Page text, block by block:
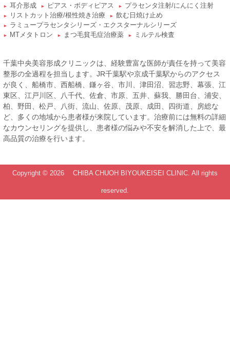
► 耳介形成 ► ピアス・ボディピアス ► プラセンタ注射/にんにく注射
► リストカット治療/根性焼き治療 ► 飲む日焼け止め
► ラミュープラセンタシリーズ・エクスターナルシリーズ
► MTメタトロン ► まつ毛貧毛症治療薬 ► ミルテル検査
千葉中央美容形成クリニックは、経験豊富な医師が責任を持って美容
整形の全過程を担当します。JR千葉駅や京成千葉駅からのアクセス
が良く、船橋市、西船橋、鎌ヶ谷、市川、津田沼、習志野、幕張、江
東区、江戸川区、八千代、佐倉、市原、五井、蘇我、勝田台、浦安、
柏、野田、松戸、八街、流山、佐原、茂原、成田、四街道、房総な
ど、多くの地域から患者様が来院しています。治療前には無料の詳細
なカウンセリングを提供し、患者様の悩みや不安を解消した上で、最
高品質の治療を行います。
Copyright © 2026 CHIBA CHUOH BIYOUKEISEI CLINIC. All rights
reserved.